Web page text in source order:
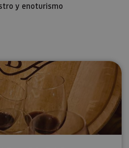
y enoturismo